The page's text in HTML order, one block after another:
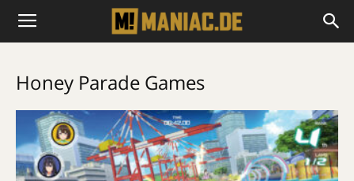
Honey Parade Games